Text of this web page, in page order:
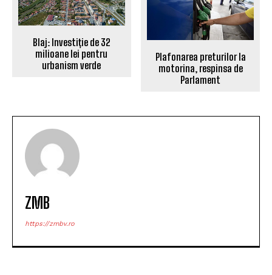
Blaj: Investiție de 32
milioane lei pentru
urbanism verde
Plafonarea preturilor la
motorina, respinsa de
Parlament
ZMB
https://zmbv.ro